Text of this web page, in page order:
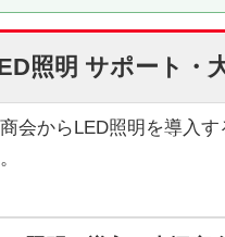
照明 サポート・
会からLED照明を導入